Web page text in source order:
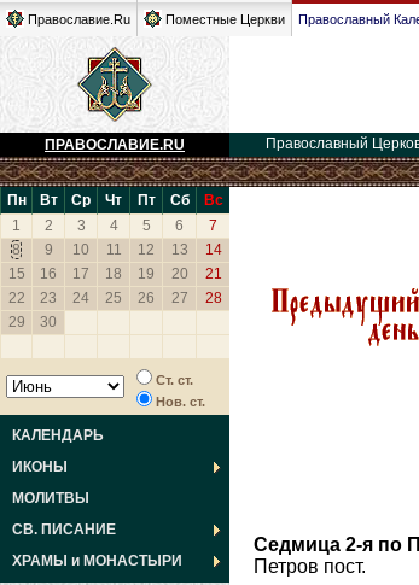
Православие.Ru Поместные Церкви Православный
ПРАВОСЛАВИЕ.RU Православный
Пн Вт Ср Чт Пт Сб
Вс
1
2 3 4 5 6
7
8
9 10 11 12 13
14
15
16 17 18 19 20
21
22
23 24 25 26 27
28
29
30
Ст. ст.
Нов. ст.
КАЛЕНДАРЬ
ИКОНЫ
МОЛИТВЫ
СВ. ПИСАНИЕ
ХРАМЫ и МОНАСТЫРИ
Седмица 2-я по
Петров пост.